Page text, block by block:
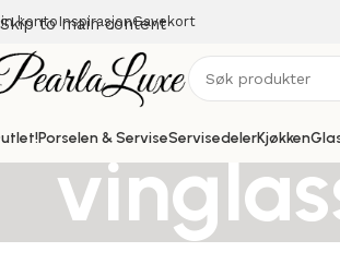
Skip to main content
konto InspirasjonGavekort
Porselen & ServiseServisedelerKjøkken